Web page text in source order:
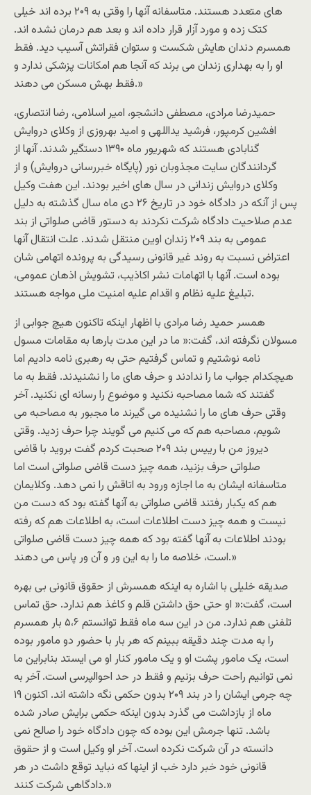
های متعدد هستند. متاسفانه آنها را وقتی به ۲۰۹ برده اند خیلی
کتک زده و مورد آزار قرار داده اند و بعد هم درمان نشده اند.
همسرم دندان هایش شکست و ستوان فقراتش آسیب دید. فقط
او را به بهداری زندان می برند که آنجا هم امکانات پزشکی ندارد و
فقط بهش مسکن می دهند.»
حمیدرضا مرادی، مصطفی دانشجو، امیر اسلامی، رضا انتصاری،
افشین کرمپور، فرشید یداللهی و امید بهروزی از وکلای دروایش
گنابادی هستند که شهریور ماه ۱۳۹۰ دستگیر شدند. آنها از
گردانندگان سایت مجذوبان نور (پایگاه خبررسانی دروایش) و از
وکلای دروایش زندانی در سال های اخیر بودند. این هفت وکیل
پس از آنکه در دادگاه خود در تاریخ ۲۶ دی ماه سال گذشته به دلیل
عدم صلاحیت دادگاه شرکت نکردند به دستور قاضی صلواتی از بند
عمومی به بند ۲۰۹ زندان اوین منتقل شدند. علت انتقال آنها
اعتراض نسبت به روند غیر قانونی رسیدگی به پرونده‌ اتهامی شان
بوده است. آنها با اتهامات نشر اکاذیب، تشویش اذهان عمومی،
تبلیغ علیه نظام و اقدام علیه امنیت ملی مواجه هستند.
همسر حمید رضا مرادی با اظهار اینکه تاکنون هیچ جوابی از
مسولان نگرفته اند، گفت:« ما در این مدت بارها به مقامات مسول
نامه نوشتیم و تماس گرفتیم حتی به رهبری نامه دادیم اما
هیچکدام جواب ما را ندادند و حرف های ما را نشنیدند. فقط به ما
گفتند که شما مصاحبه نکنید و موضوع را رسانه ای نکنید. آخر
وقتی حرف های ما را نشنیده می گیرند ما مجبور به مصاحبه می
شویم، مصاحبه هم که می کنیم می گویند چرا حرف زدید. وقتی
دیروز من با رییس بند ۲۰۹ صحبت کردم گفت بروید با قاضی
صلواتی حرف بزنید، همه چیز دست قاضی صلواتی است اما
متاسفانه ایشان به ما اجازه ورود به اتاقش را نمی دهد. وکلایمان
هم که یکبار رفتند قاضی صلواتی به آنها گفته بود که دست من
نیست و همه چیز دست اطلاعات است، به اطلاعات هم که رفته
بودند اطلاعات به آنها گفته بود که همه چیز دست قاضی صلواتی
است، خلاصه ما را به این ور و آن ور پاس می دهند.»
صدیقه خلیلی با اشاره به اینکه همسرش از حقوق قانونی بی بهره
است، گفت:« او حتی حق داشتن قلم و کاغذ هم ندارد. حق تماس
تلفنی هم ندارد. من در این سه ماه فقط توانستم ۵،۶ بار همسرم
را به مدت چند دقیقه ببینم که هر بار با حضور دو مامور بوده
است، یک مامور پشت او و یک مامور کنار او می ایستد بنابراین ما
نمی توانیم راحت حرف بزنیم و فقط در حد احوالپرسی است. آخر به
چه جرمی ایشان را در بند ۲۰۹ بدون حکمی نگه داشته اند. اکنون ۱۹
ماه از بازداشت می گذرد بدون اینکه حکمی برایش صادر شده
باشد. تنها جرمش این بوده که چون دادگاه خود را صالح نمی
دانسته در آن شرکت نکرده است. آخر او وکیل است و از حقوق
قانونی خود خبر دارد خب از اینها که نباید توقع داشت در هر
دادگاهی شرکت کنند.»